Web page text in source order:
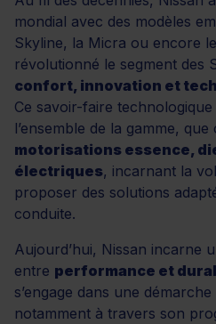
mondial avec des modèles
Skyline, la Micra ou encore le
révolutionné le segment des
confort, innovation et
Ce savoir-faire
l’ensemble de la gamme,
motorisations essence,
électriques, incarnant la
proposer des solutions
conduite.
Aujourd’hui, Nissan incarne
entre performance et
s’engage dans une
notamment à travers son